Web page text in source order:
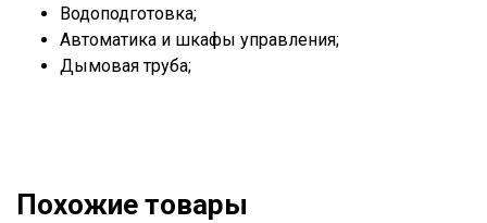
Водоподготовка;
Автоматика и шкафы управления;
Дымовая труба;
Похожие товары